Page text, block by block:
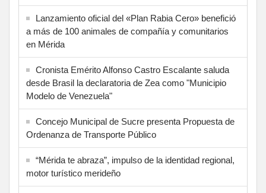
Lanzamiento oficial del «Plan Rabia Cero» benefició
a más de 100 animales de compañía y comunitarios
en Mérida
Cronista Emérito Alfonso Castro Escalante saluda
desde Brasil la declaratoria de Zea como "Municipio
Modelo de Venezuela"
Concejo Municipal de Sucre presenta Propuesta de
Ordenanza de Transporte Público
“Mérida te abraza”, impulso de la identidad regional,
motor turístico merideño